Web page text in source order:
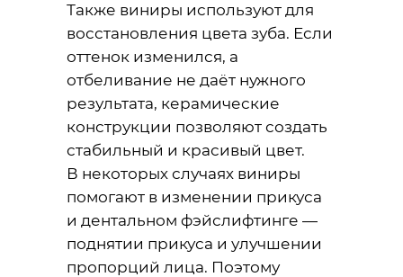
Также виниры используют для
восстановления цвета зуба. Если
оттенок изменился, а
отбеливание не даёт нужного
результата, керамические
конструкции позволяют создать
стабильный и красивый цвет.
В некоторых случаях виниры
помогают в изменении прикуса
и дентальном фэйслифтинге —
поднятии прикуса и улучшении
пропорций лица. Поэтому